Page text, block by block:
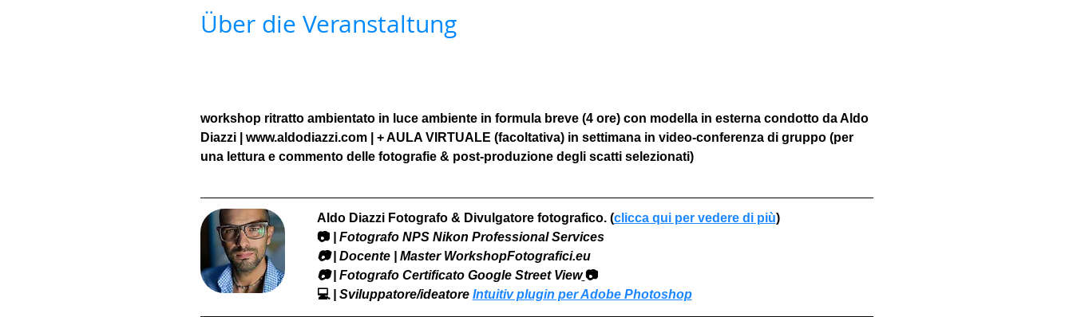
Über die Veranstaltung
workshop ritratto ambientato in luce ambiente in formula breve (4 ore) con modella in esterna condotto da Aldo
Diazzi | www.aldodiazzi.com | + AULA VIRTUALE (facoltativa) in settimana in video-conferenza di gruppo (per
una lettura e commento delle fotografie & post-produzione degli scatti selezionati)
Aldo Diazzi Fotografo & Divulgatore fotografico. (clicca qui per vedere di più)
📷 | Fotografo NPS Nikon Professional Services
​📷 | Docente | Master WorkshopFotografici.eu
📷 | Fotografo Certificato Google Street View 📷
💻 | Sviluppatore/ideatore Intuitiv plugin per Adobe Photoshop